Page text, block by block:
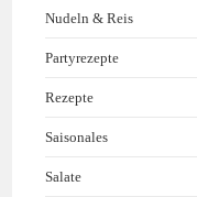
Nudeln & Reis
Partyrezepte
Rezepte
Saisonales
Salate